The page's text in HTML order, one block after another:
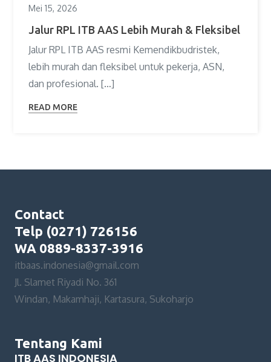
Mei 15, 2026
Jalur RPL ITB AAS Lebih Murah & Fleksibel
Jalur RPL ITB AAS resmi Kemendikbudristek,
lebih murah dan fleksibel untuk pekerja, ASN,
dan profesional. […]
READ MORE
Contact
Telp (0271) 726156
WA 0889-8337-3916
itbaas.indonesia@gmail.com
Jl. Slamet Riyadi No. 361
Windan, Makamhaji, Kartasura, Sukoharjo
Tentang Kami
ITB AAS INDONESIA